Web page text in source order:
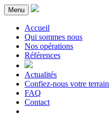
Menu
Accueil
Qui sommes nous
Nos opérations
Références
Actualités
Confiez-nous votre terrain
FAQ
Contact